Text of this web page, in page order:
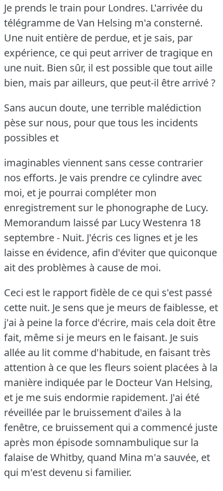
Je prends le train pour Londres. L'arrivée du
télégramme de Van Helsing m'a consterné.
Une nuit entière de perdue, et je sais, par
expérience, ce qui peut arriver de tragique en
une nuit. Bien sûr, il est possible que tout aille
bien, mais par ailleurs, que peut-il être arrivé ?
Sans aucun doute, une terrible malédiction
pèse sur nous, pour que tous les incidents
possibles et
imaginables viennent sans cesse contrarier
nos efforts. Je vais prendre ce cylindre avec
moi, et je pourrai compléter mon
enregistrement sur le phonographe de Lucy.
Memorandum laissé par Lucy Westenra 18
septembre - Nuit. J'écris ces lignes et je les
laisse en évidence, afin d'éviter que quiconque
ait des problèmes à cause de moi.
Ceci est le rapport fidèle de ce qui s'est passé
cette nuit. Je sens que je meurs de faiblesse, et
j'ai à peine la force d'écrire, mais cela doit être
fait, même si je meurs en le faisant. Je suis
allée au lit comme d'habitude, en faisant très
attention à ce que les fleurs soient placées à la
manière indiquée par le Docteur Van Helsing,
et je me suis endormie rapidement. J'ai été
réveillée par le bruissement d'ailes à la
fenêtre, ce bruissement qui a commencé juste
après mon épisode somnambulique sur la
falaise de Whitby, quand Mina m'a sauvée, et
qui m'est devenu si familier.